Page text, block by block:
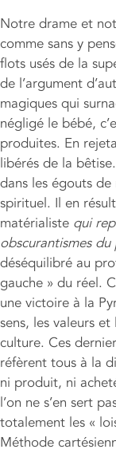
Notre drame et
comme sans y
flots usés de la
de l’argument
magiques qui
négligé le bébé,
produites. En
libérés de la
dans les égouts
spirituel. Il en
matérialiste qui
obscurantismes du
déséquilibré au
gauche » du réel.
une victoire à la
sens, les valeurs
culture. Ces
réfèrent tous à la
ni produit, ni
l’on ne s’en sert
totalement les «
Méthode